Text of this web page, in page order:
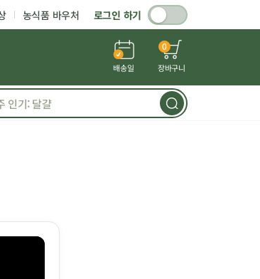
농식품 바우처 로그인 하기
배송일
0
장바구니